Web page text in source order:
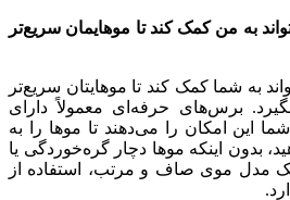
به من کمک کند تا موهایمان سریع‌تر
به شما کمک کند تا موهایتان سریع‌تر
برس‌های حرفه‌ای معمولاً دارای
این امکان را می‌دهند تا موها را به
بدون اینکه موها دچار گره‌خوردگی یا
مدل موی صاف و مرتب، استفاده از